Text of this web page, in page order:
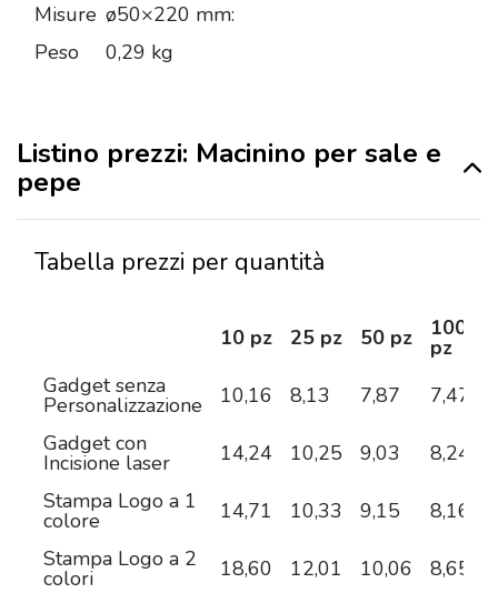
Misure ø50×220 mm:
Peso
0,29 kg
Listino prezzi: Macinino per sale e
pepe
Tabella prezzi per quantità
10 pz 25 pz 50 pz 100
pz
Gadget senza
Personalizzazione 10,16 8,13 7,87 7,47
Gadget con
Incisione laser 14,24 10,25 9,03 8,24
Stampa Logo a 1
colore 14,71 10,33 9,15 8,16
Stampa Logo a 2
colori 18,60 12,01 10,06 8,65